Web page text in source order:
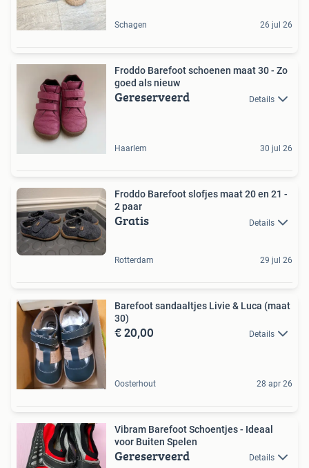
Schagen 26 jul 26
Froddo Barefoot schoenen maat 30 - Zo
goed als nieuw
Gereserveerd Details
Haarlem 30 jul 26
Froddo Barefoot slofjes maat 20 en 21 -
2 paar
Gratis Details
Rotterdam 29 jul 26
Barefoot sandaaltjes Livie & Luca (maat
30)
€ 20,00 Details
Oosterhout 28 apr 26
Vibram Barefoot Schoentjes - Ideaal
voor Buiten Spelen
Gereserveerd Details